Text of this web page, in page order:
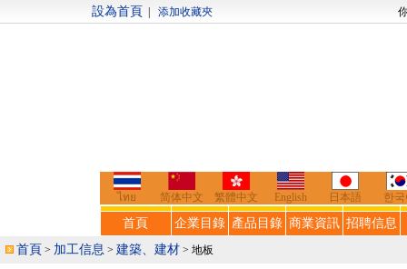
設為首頁 添加收藏夾 你好，歡迎來到
ไทย 简体中文 繁體中文 English 日本語 한
首頁 企業目錄 產品目錄 商業資訊 招聘信息
首頁 > 加工信息 > 建築、建材 > 地板